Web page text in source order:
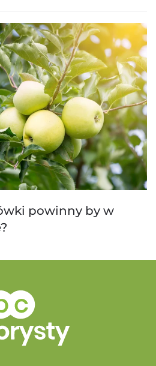
powinny by w